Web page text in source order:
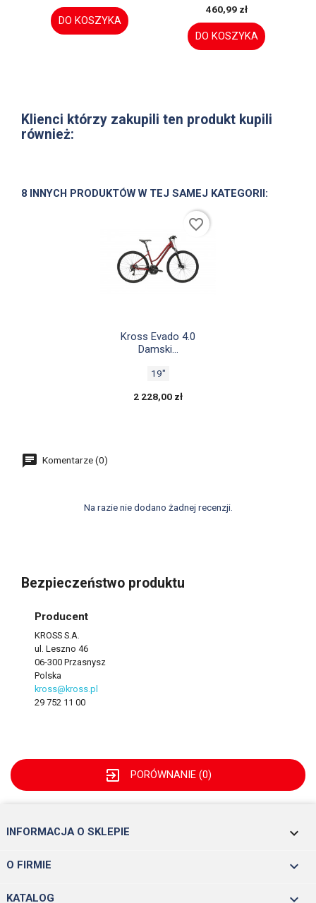
DO KOSZYKA
460,99 zł
DO KOSZYKA
Klienci którzy zakupili ten produkt kupili
również:
8 INNYCH PRODUKTÓW W TEJ SAMEJ KATEGORII:
Szybki podgląd
Kross Evado 4.0
Damski...
19"
2 228,00 zł
favorite_border
Komentarze (0)
Na razie nie dodano żadnej recenzji.
Bezpieczeństwo produktu
Producent
KROSS S.A.
ul. Leszno 46
06-300 Przasnysz
Polska
kross@kross.pl
29 752 11 00
exit_to_app PORÓWNANIE (0)
INFORMACJA O SKLEPIE keyboard_arrow_down
O FIRMIE 
KATALOG 